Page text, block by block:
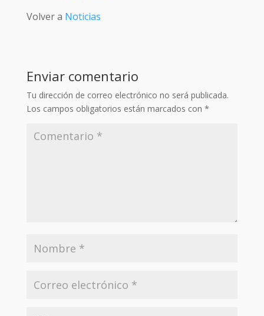
Volver a Noticias
Enviar comentario
Tu dirección de correo electrónico no será publicada.
Los campos obligatorios están marcados con *